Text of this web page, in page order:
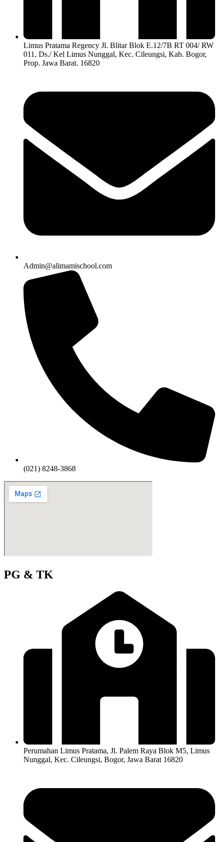
Limus Pratama Regency Jl. Blitar Blok E.12/7B RT 004/ RW
011, Ds./ Kel Limus Nunggal, Kec. Cileungsi, Kab. Bogor,
Prop. Jawa Barat. 16820
Admin@alimamischool.com
(021) 8248-3868
PG & TK
Perumahan Limus Pratama, Jl. Palem Raya Blok M5, Limus
Nunggal, Kec. Cileungsi, Bogor, Jawa Barat 16820